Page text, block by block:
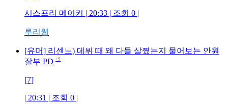
시스프리 메이커 | 20:33 | 조회 0 |
루리웹
[유머] 리센느) 데뷔 때 왜 다들 살쪘는지 물어보는 안원
잘부 PD +9
[7]
| 20:31 | 조회 0 |